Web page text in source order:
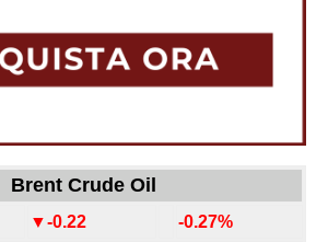
Brent Crude Oil
▼-0.22 -0.27%